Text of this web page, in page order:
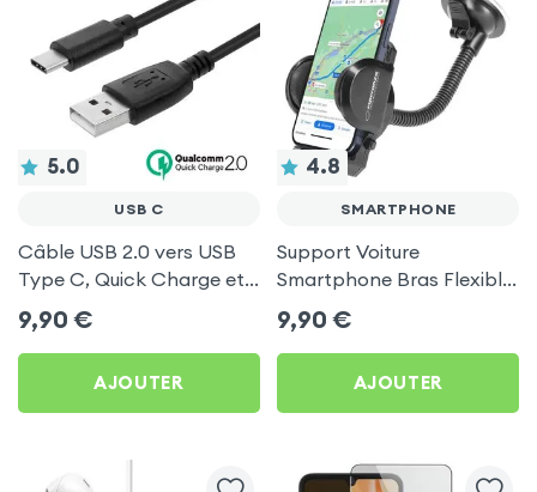
5.0
USB C
Câble USB 2.0 vers USB
Type C, Quick Charge et
Synchronisation des
données 1,2 m - Noir
9,90 €
AJOUTER
4.8
SMARTPHONE
Support Voiture
Smartphone Bras Flexible
Attache Pare-brise - Noir
9,90 €
AJOUTER